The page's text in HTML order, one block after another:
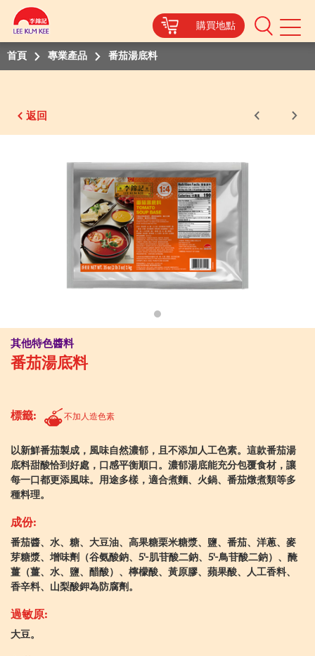
購買地點
Mobile
Menu
首頁
專業產品 番茄湯底料
返回
其他特色醬料
番茄湯底料
標籤: 不加人造色素
以新鮮番茄製成，風味自然濃郁，且不添加人工色素。這款番茄湯
底料甜酸恰到好處，口感平衡順口。濃郁湯底能充分包覆食材，讓
每一口都更添風味。用途多樣，適合煮麵、火鍋、番茄燉煮類等多
種料理。
成份:
番茄醬、水、糖、大豆油、高果糖栗米糖漿、鹽、番茄、洋蔥、麥
芽糖漿、增味劑（谷氨酸鈉、5'-肌苷酸二鈉、5'-鳥苷酸二鈉）、醃
薑（薑、水、鹽、醋酸）、檸檬酸、黃原膠、蘋果酸、人工香料、
香辛料、山梨酸鉀為防腐劑。
過敏原:
大豆。